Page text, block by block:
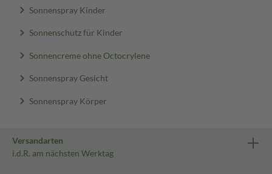
Sonnenspray Kinder
Sonnenschutz für Kinder
Sonnencreme ohne Octocrylene
Sonnenspray Gesicht
Sonnenspray Körper
Versandarten
i.d.R. am nächsten Werktag